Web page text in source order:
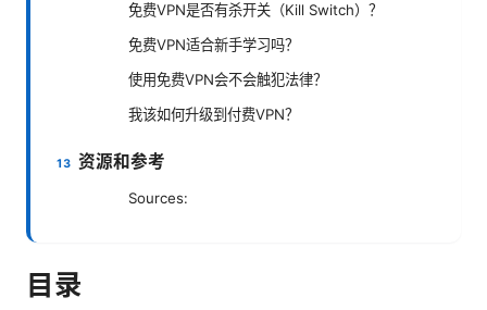
免费VPN是否有杀开关（Kill Switch）？
免费VPN适合新手学习吗？
使用免费VPN会不会触犯法律？
我该如何升级到付费VPN？
资源和参考
Sources:
目录